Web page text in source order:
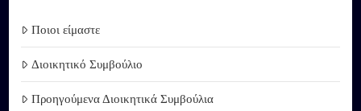
Ποιοι είμαστε
Διοικητικό Συμβούλιο
Προηγούμενα Διοικητικά Συμβούλια